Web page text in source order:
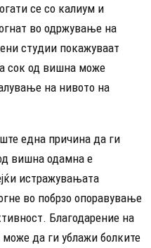
се со калиум и
во одржување на
студии покажуваат
сок од вишна може
на нивото на
една причина да ги
вишна одамна е
истражувањата
во побрзо опоравување
Благодарение на
да ги ублажи болките